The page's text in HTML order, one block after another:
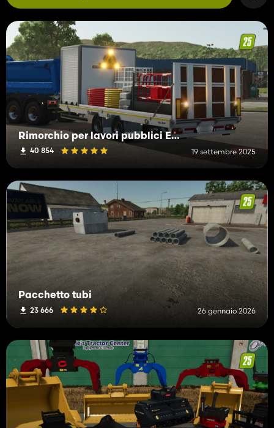
Rimorchio per lavori pubblici ECIM
40 854 19 settembre 2025
Pacchetto tubi
23 666 26 gennaio 2026